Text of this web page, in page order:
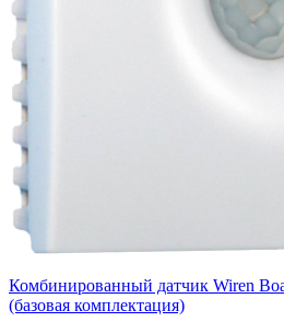
Комбинированный датчик Wiren
(базовая комплектация)